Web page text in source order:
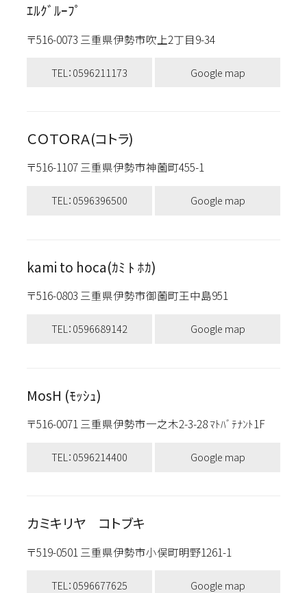
ｴﾙｸﾞﾙｰﾌﾟ
〒516-0073 三重県伊勢市吹上2丁目9-34
TEL：0596211173 Google map
ＣＯＴＯＲＡ(コトラ)
〒516-1107 三重県伊勢市神薗町455-1
TEL：0596396500 Google map
kami to hoca(ｶﾐ ﾄ ﾎｶ)
〒516-0803 三重県伊勢市御薗町王中島951
TEL：0596689142 Google map
MosH (ﾓｯｼｭ)
〒516-0071 三重県伊勢市一之木2-3-28 ﾏﾄﾊﾞﾃﾅﾝﾄ1F
TEL：0596214400 Google map
カミキリヤ コトブキ
〒519-0501 三重県伊勢市小俣町明野1261-1
TEL：0596677625 Google map